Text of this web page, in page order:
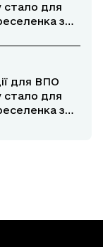
стало для
з
для ВПО
стало для
з